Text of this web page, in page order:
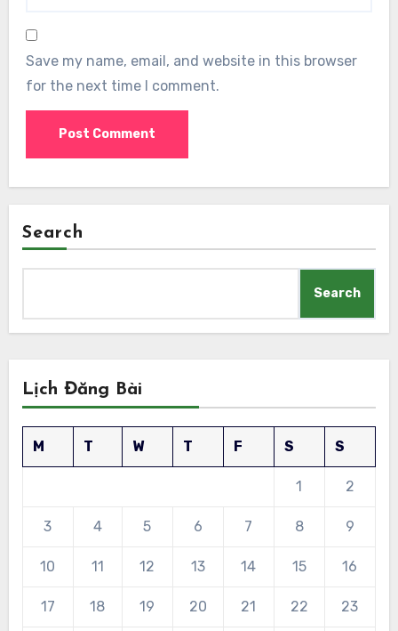
Save my name, email, and website in this browser
for the next time I comment.
Search
Search
Lịch Đăng Bài
M T W T F S S
1 2
3 4 5 6 7 8 9
10 11 12 13 14 15 16
17 18 19 20 21 22 23